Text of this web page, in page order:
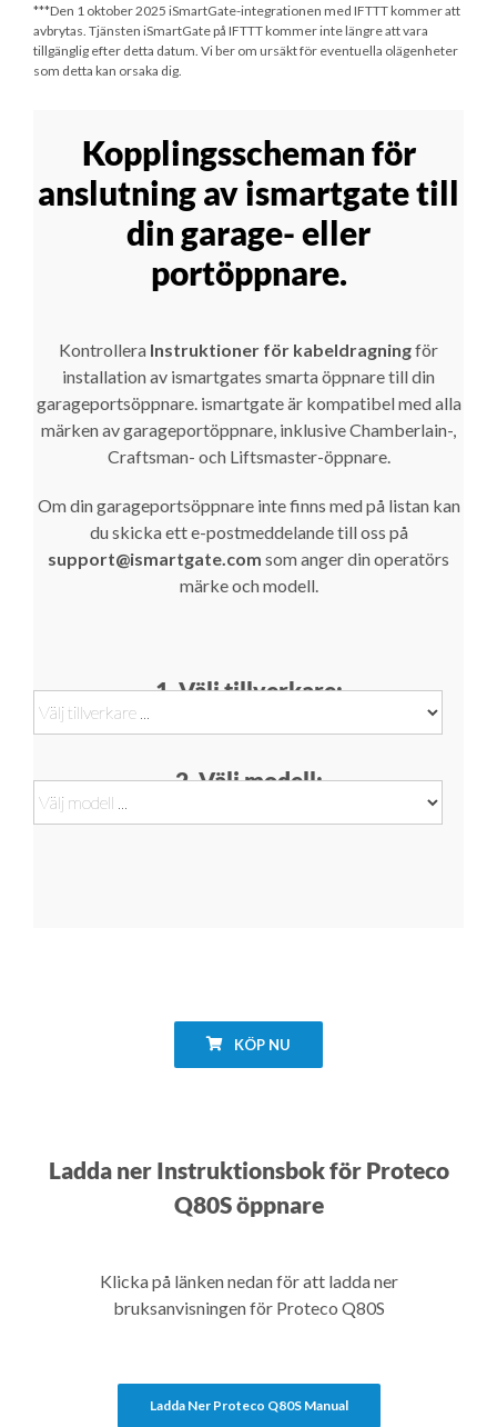
***Den 1 oktober 2025 iSmartGate-integrationen med IFTTT kommer att
avbrytas. Tjänsten iSmartGate på IFTTT kommer inte längre att vara
tillgänglig efter detta datum. Vi ber om ursäkt för eventuella olägenheter
som detta kan orsaka dig.
Kopplingsscheman för
anslutning av ismartgate till
din garage- eller
portöppnare.
Kontrollera Instruktioner för kabeldragningför
installation av ismartgates smarta öppnare till din
garageportsöppnare. ismartgate är kompatibel med alla
märken av garageportöppnare, inklusive Chamberlain-,
Craftsman- och Liftsmaster-öppnare.
Om din garageportsöppnare inte finns med på listan kan
du skicka ett e-postmeddelande till oss på
support@ismartgate.com som anger din operatörs
märke och modell.
1. Välj tillverkare:
2. Välj modell:
KÖP NU
Ladda ner Instruktionsbok för Proteco
Q80S öppnare
Klicka på länken nedan för att ladda ner
bruksanvisningen för Proteco Q80S
Ladda Ner Proteco Q80S Manual